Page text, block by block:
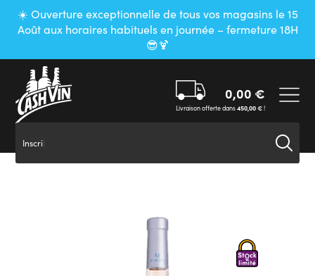
☀️ Ouverture exceptionnelle de tous vos magasins le 15
Août aux horaires habituels en journée – fermeture 18H
😎🍹
Inscrivez
0,00 €
Livraison offerte dans450,00€!
Panneau de gestion des cookies